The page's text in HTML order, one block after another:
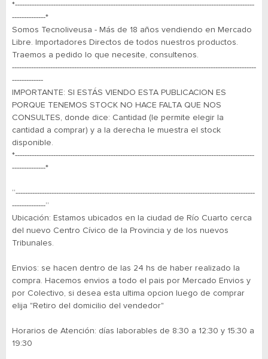
*----------------------------------------------------------------------------------------------------
--------------*
Somos Tecnoliveusa - Más de 18 años vendiendo en Mercado
Libre. Importadores Directos de todos nuestros productos.
Traemos a pedido lo que necesite, consultenos.
------------------------------------------------------------------------------------------------------
-------------
IMPORTANTE: SI ESTÁS VIENDO ESTA PUBLICACION ES
PORQUE TENEMOS STOCK NO HACE FALTA QUE NOS
CONSULTES, donde dice: Cantidad (le permite elegir la
cantidad a comprar) y a la derecha le muestra el stock
disponible.
*----------------------------------------------------------------------------------------------------
--------------*
“----------------------------------------------------------------------------------------------------
--------------”
Ubicación: Estamos ubicados en la ciudad de Río Cuarto cerca
del nuevo Centro Cívico de la Provincia y de los nuevos
Tribunales.
Envios: se hacen dentro de las 24 hs de haber realizado la
compra. Hacemos envios a todo el pais por Mercado Envios y
por Colectivo, si desea esta ultima opcion luego de comprar
elija "Retiro del domicilio del vendedor"
Horarios de Atención: días laborables de 8:30 a 12:30 y 15:30 a
19:30